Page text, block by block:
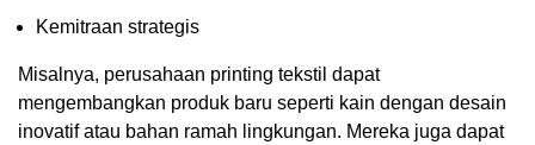
Kemitraan strategis
Misalnya, perusahaan printing tekstil dapat
mengembangkan produk baru seperti kain dengan desain
inovatif atau bahan ramah lingkungan. Mereka juga dapat